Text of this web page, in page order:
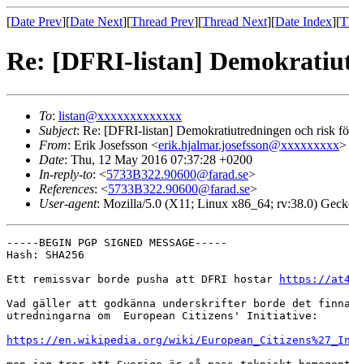
[Date Prev][Date Next][Thread Prev][Thread Next][Date Index][
Re: [DFRI-listan]
To: listan@xxxxxxxxxxxxx
Subject: Re: [DFRI-listan] Demokratiutredningen och risk
From: Erik Josefsson <erik.hjalmar.josefsson@xxxxxxxxx>
Date: Thu, 12 May 2016 07:37:28 +0200
In-reply-to: <5733B322.90600@farad.se>
References: <5733B322.90600@farad.se>
User-agent: Mozilla/5.0 (X11; Linux x86_64; rv:38.0)
-----BEGIN PGP SIGNED MESSAGE-----
Hash: SHA256
Ett remissvar borde pusha att DFRI hostar
https://
Vad gäller att godkänna underskrifter borde det
utredningarna om  European Citizens' Initiative:
https://en.wikipedia.org/wiki/